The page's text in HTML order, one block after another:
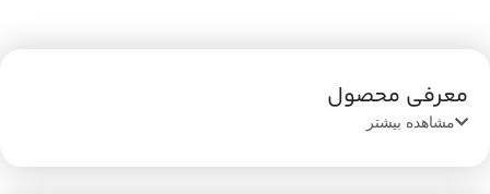
معرفی محصول
مشاهده بیشتر